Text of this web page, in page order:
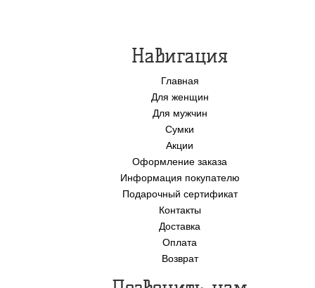
Навигация
Главная
Для женщин
Для мужчин
Сумки
Акции
Оформление заказа
Информация покупателю
Подарочный сертификат
Контакты
Доставка
Оплата
Возврат